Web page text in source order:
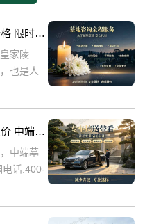
清东陵万佛园中端景观墓碑完整价格 限时减免多年管理费详解
家陵
也是人
年来，
清东陵万佛园皇家园林墓碑分层定价 中端墓位限时大额让利详解
中端墓
话:400-
上著名